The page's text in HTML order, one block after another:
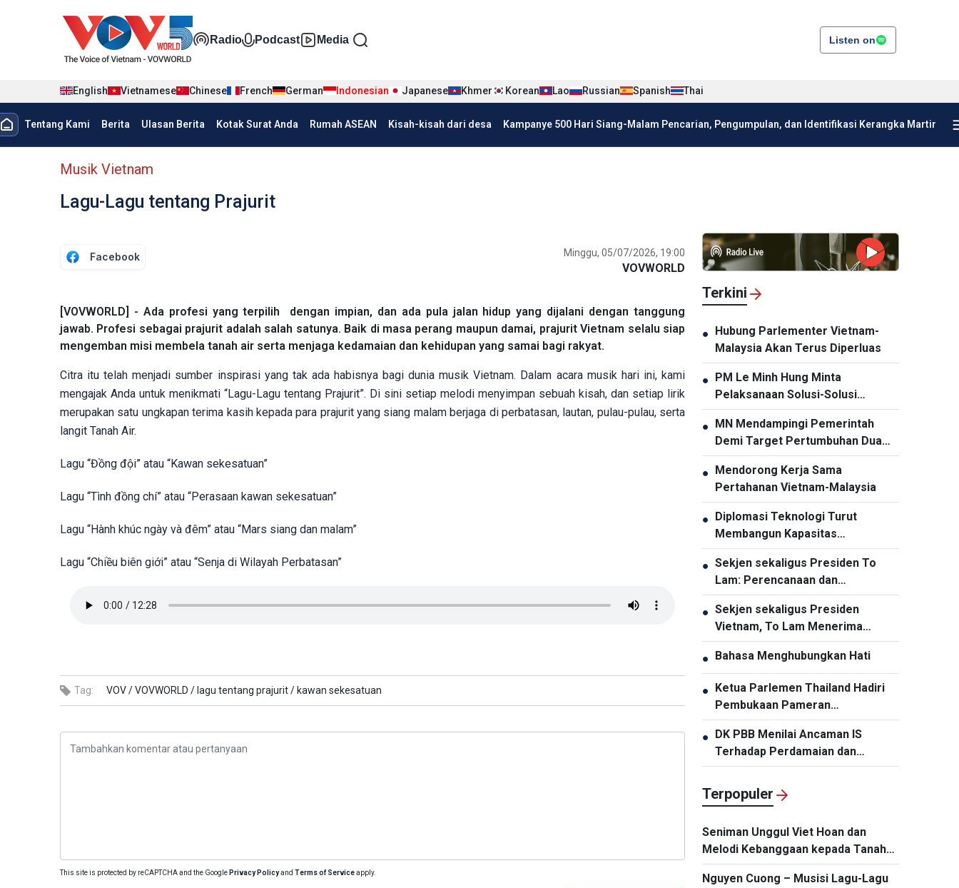
Đa phương tiện tiếng Indo
Radio Podcast Media Listen on
English Vietnamese Chinese French German Indonesian Japanese Khmer Korean Lao Russian Spanish Thai
menu trang chủ tiếng Indo
Tentang Kami Berita Ulasan Berita Kotak Surat Anda Rumah ASEAN Kisah-kisah dari desa Kampanye 500 Hari Siang-Malam Pencarian, Pengumpulan, dan Identifikasi Kerangka Martir
menu phụ tiếng Indo
Musik Vietnam
Lagu-Lagu tentang Prajurit
Facebook Minggu, 05/07/2026, 19:00
VOVWORLD
[VOVWORLD] - Ada profesi yang terpilih dengan impian, dan ada pula jalan hidup yang dijalani dengan tanggung
jawab. Profesi sebagai prajurit adalah salah satunya. Baik di masa perang maupun damai, prajurit Vietnam selalu siap
mengemban misi membela tanah air serta menjaga kedamaian dan kehidupan yang samai bagi rakyat.
Citra itu telah menjadi sumber inspirasi yang tak ada habisnya bagi dunia musik Vietnam. Dalam acara musik hari ini, kami
mengajak Anda untuk menikmati “Lagu-Lagu tentang Prajurit”. Di sini setiap melodi menyimpan sebuah kisah, dan setiap lirik
merupakan satu ungkapan terima kasih kepada para prajurit yang siang malam berjaga di perbatasan, lautan, pulau-pulau, serta
langit Tanah Air.
Lagu “Đồng đội” atau “Kawan sekesatuan”
Lagu “Tình đồng chí” atau “Perasaan kawan sekesatuan”
Lagu “Hành khúc ngày và đêm” atau “Mars siang dan malam”
Lagu “Chiều biên giới” atau “Senja di Wilayah Perbatasan”
Tag: VOV /VOVWORLD / lagu tentang prajurit / kawan sekesatuan
This site is protected by reCAPTCHA and the Google Privacy Policyand Terms of Serviceapply.
Terkini
● Hubung Parlementer Vietnam-
Malaysia Akan Terus Diperluas
● PM Le Minh Hung Minta
Pelaksanaan Solusi-Solusi
Penjaminan Keamanan Siber
Secara Menyeluruh dan Sinkron
● MN Mendampingi Pemerintah
Demi Target Pertumbuhan Dua
Digit
● Mendorong Kerja Sama
Pertahanan Vietnam-Malaysia
● Diplomasi Teknologi Turut
Membangun Kapasitas
Pembangunan Nasional
● Sekjen sekaligus Presiden To
Lam: Perencanaan dan
Penyelenggaraan Pengembangan
Infrastruktur Harus Diperbarui
● Sekjen sekaligus Presiden
Vietnam, To Lam Menerima
Panglima Komando Pasifik AS,
Samuel Paparo
● Bahasa Menghubungkan Hati
● Ketua Parlemen Thailand Hadiri
Pembukaan Pameran
“Memperingati HUT ke-50
Hubungan Diplomatik Vietnam-
Thailand”
● DK PBB Menilai Ancaman IS
Terhadap Perdamaian dan
Keamanan Internasional
Terpopuler
Seniman Unggul Viet Hoan dan
Melodi Kebanggaan kepada Tanah
Air
Nguyen Cuong – Musisi Lagu-Lagu